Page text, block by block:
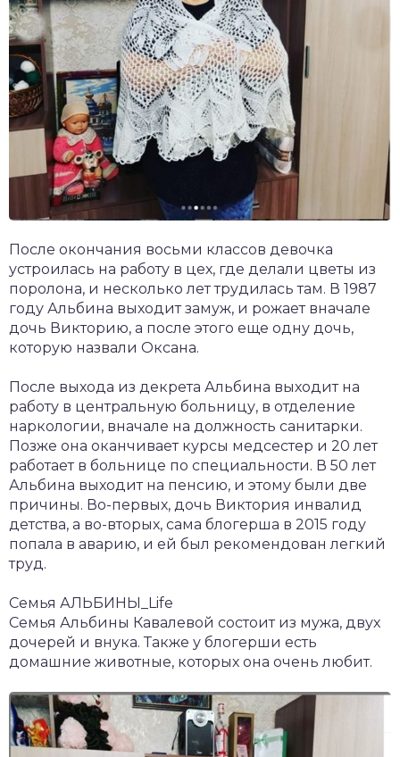
После окончания восьми классов девочка
устроилась на работу в цех, где делали цветы из
поролона, и несколько лет трудилась там. В 1987
году Альбина выходит замуж, и рожает вначале
дочь Викторию, а после этого еще одну дочь,
которую назвали Оксана.
После выхода из декрета Альбина выходит на
работу в центральную больницу, в отделение
наркологии, вначале на должность санитарки.
Позже она оканчивает курсы медсестер и 20 лет
работает в больнице по специальности. В 50 лет
Альбина выходит на пенсию, и этому были две
причины. Во-первых, дочь Виктория инвалид
детства, а во-вторых, сама блогерша в 2015 году
попала в аварию, и ей был рекомендован легкий
труд.
Семья АЛЬБИНЫ_Life
Семья Альбины Кавалевой состоит из мужа, двух
дочерей и внука. Также у блогерши есть
домашние животные, которых она очень любит.